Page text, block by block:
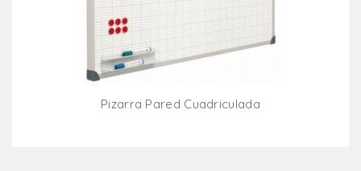
Pizarra Pared Cuadriculada